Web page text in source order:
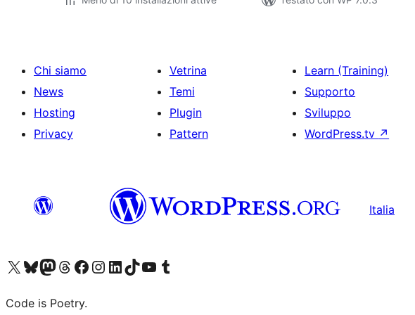
Chi siamo
News
Hosting
Privacy
Vetrina
Temi
Plugin
Pattern
Learn (Training)
Supporto
Sviluppo
WordPress.tv ↗
Italia
Visita il nostro account X (ex Twitter)
Visita il nostro account Bluesky
Visita il nostro account Mastodon
Visita il nostro account Threads
Visita la nostra pagina Facebook
Visita il nostro account Instagram
Visita il nostro account LinkedIn
Visita il nostro account TikTok
Visita il nostro canale YouTube
Visita il nostro account Tumblr
Code is Poetry.